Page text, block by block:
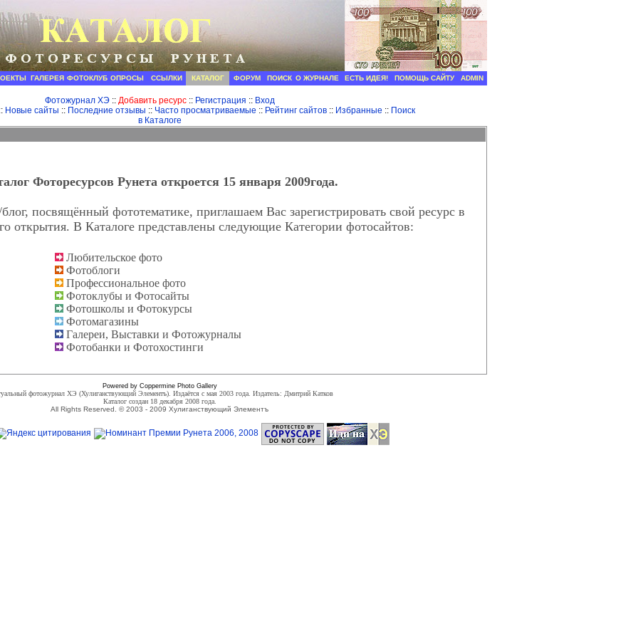
ГАЛЕРЕЯ ФОТОКЛУБ ОПРОСЫ ССЫЛКИ КАТАЛОГ ФОРУМ ПОИСК О ЖУРНАЛЕ ЕСТЬ ИДЕЯ! ПОМОЩЬ САЙТУ ADMIN
Фотожурнал ХЭ:: Добавить ресурс:: Регистрация :: Вход
Новые сайты :: Последние отзывы :: Часто просматриваемые :: Рейтинг сайтов :: Избранные :: Поиск
в Каталоге
Фоторесурсов Рунета откроется 15 января 2009года.
посвящённый фототематике, приглашаем Вас зарегистрировать свой ресурс в
открытия. В Каталоге представлены следующие Категории фотосайтов:
Любительское фото
Фотоблоги
Профессиональное фото
Фотоклубы и Фотосайты
Фотошколы и Фотокурсы
Фотомагазины
Галереи, Выставки и Фотожурналы
Фотобанки и Фотохостинги
Powered by Coppermine Photo Gallery
фотожурнал ХЭ (Хулиганствующий Элементъ). Издаётся с мая 2003 года. Издатель: Дмитрий Катков
Каталог создан 18 декабря 2008 года.
All Rights Reserved. © 2003 - 2009 Хулиганствующий Элементъ